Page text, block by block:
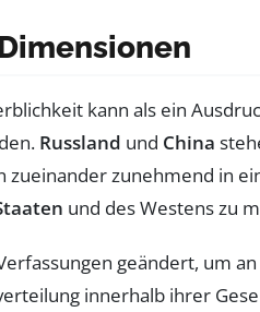
kann als ein
Russland und China
zueinander zunehmend in
und des Westens zu
geändert, um
innerhalb ihrer